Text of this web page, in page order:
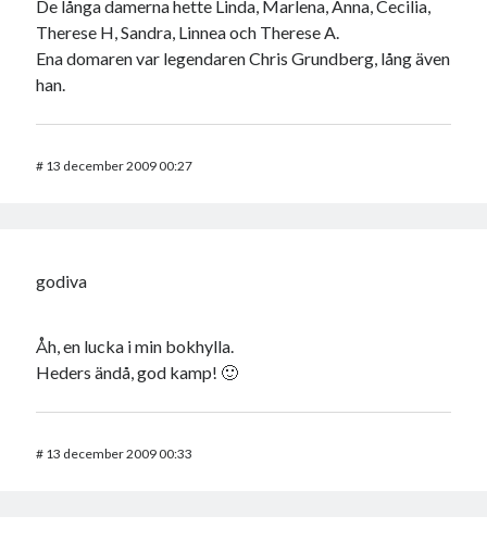
De långa damerna hette Linda, Marlena, Anna, Cecilia,
Therese H, Sandra, Linnea och Therese A.
Ena domaren var legendaren Chris Grundberg, lång även
han.
# 13 december 2009 00:27
godiva
Åh, en lucka i min bokhylla.
Heders ändå, god kamp! 🙂
# 13 december 2009 00:33